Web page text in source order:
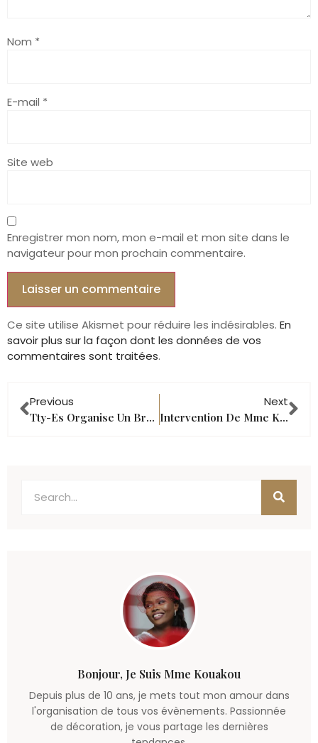
Nom *
E-mail *
Site web
Enregistrer mon nom, mon e-mail et mon site dans le
navigateur pour mon prochain commentaire.
Ce site utilise Akismet pour réduire les indésirables. En
savoir plus sur la façon dont les données de vos
commentaires sont traitées.
Previous
Tty-Es Organise Un Brunch À Volonté Pour Pâques 2024
Next
Intervention De Mme Kouakou Éloïse À La Radio Grâce-Espoir
Bonjour, Je Suis Mme Kouakou
Depuis plus de 10 ans, je mets tout mon amour dans
l'organisation de tous vos évènements. Passionnée
de décoration, je vous partage les dernières